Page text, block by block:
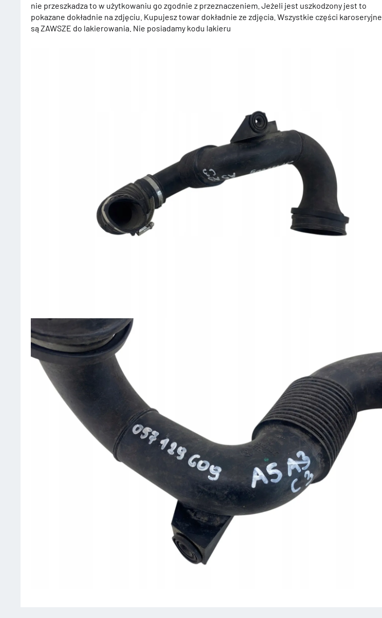
nie przeszkadza to w użytkowaniu go zgodnie z przeznaczeniem. Jeżeli jest uszkodzony jest to
pokazane dokładnie na zdjęciu. Kupujesz towar dokładnie ze zdjęcia. Wszystkie części karoseryjne
są ZAWSZE do lakierowania. Nie posiadamy kodu lakieru